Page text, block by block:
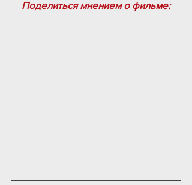
Поделиться мнением о фильме: